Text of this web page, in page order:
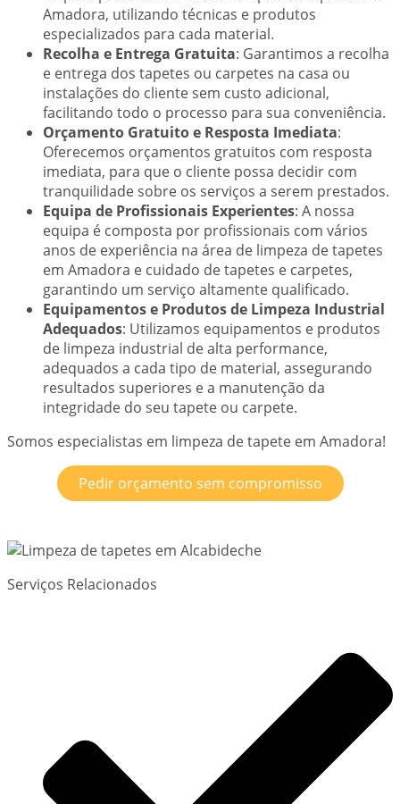
Amadora, utilizando técnicas e produtos
especializados para cada material.
Recolha e Entrega Gratuita: Garantimos a recolha
e entrega dos tapetes ou carpetes na casa ou
instalações do cliente sem custo adicional,
facilitando todo o processo para sua conveniência.
Orçamento Gratuito e Resposta Imediata:
Oferecemos orçamentos gratuitos com resposta
imediata, para que o cliente possa decidir com
tranquilidade sobre os serviços a serem prestados.
Equipa de Profissionais Experientes: A nossa
equipa é composta por profissionais com vários
anos de experiência na área de limpeza de tapetes
em Amadora e cuidado de tapetes e carpetes,
garantindo um serviço altamente qualificado.
Equipamentos e Produtos de Limpeza Industrial
Adequados: Utilizamos equipamentos e produtos
de limpeza industrial de alta performance,
adequados a cada tipo de material, assegurando
resultados superiores e a manutenção da
integridade do seu tapete ou carpete.
Somos especialistas em limpeza de tapete em Amadora!
Pedir orçamento sem compromisso
Serviços Relacionados